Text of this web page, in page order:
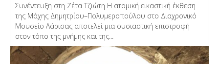
Συνέντευξη στη Ζέτα Τζιώτη Η ατομική εικαστική έκθεση
της Μάχης Δημητρίου–Πολυμεροπούλου στο Διαχρονικό
Μουσείο Λάρισας αποτελεί μια ουσιαστική επιστροφή
στον τόπο της μνήμης και της...